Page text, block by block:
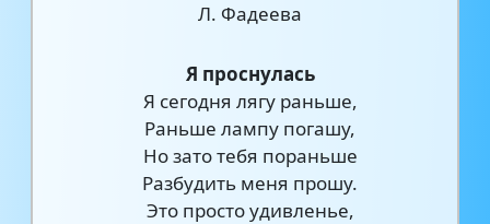
Л. Фадеева
Я проснулась
Я сегодня лягу раньше,
Раньше лампу погашу,
Но зато тебя пораньше
Разбудить меня прошу.
Это просто удивленье,